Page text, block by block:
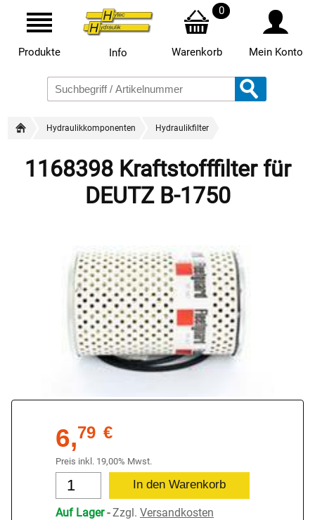
Produkte Info
0
Warenkorb Mein Konto
Hydraulikkomponenten Hydraulikfilter
1168398 Kraftstofffilter für
DEUTZ B-1750
6,79 €
Preis inkl. 19,00% Mwst.
Auf Lager-Zzgl. Versandkosten